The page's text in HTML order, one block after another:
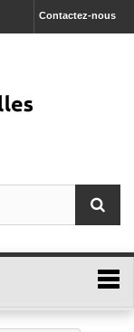
Contactez-nous